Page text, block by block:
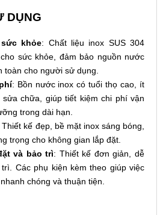
DỤNG
khỏe: Chất liệu inox SUS 304
sức khỏe, đảm bảo nguồn nước
toàn cho người sử dụng.
: Bồn nước inox có tuổi thọ cao, ít
chữa, giúp tiết kiệm chi phí vận
trong dài hạn.
Thiết kế đẹp, bề mặt inox sáng bóng,
trọng cho không gian lắp đặt.
và bảo trì: Thiết kế đơn giản, dễ
Các phụ kiện kèm theo giúp việc
chóng và thuận tiện.